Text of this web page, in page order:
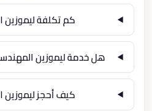
كم تكلفة ليموزين
هل خدمة ليموزين المهندسين
كيف أحجز ليموزين